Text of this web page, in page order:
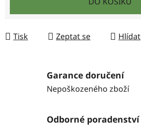
Tisk Zeptat se Hlídat
Garance doručení
Nepoškozeného zboží
Odborné poradenství